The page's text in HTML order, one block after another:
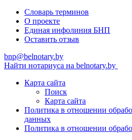
Словарь терминов
О проекте
Единая инфолиния БНП
Оставить отзыв
bnp@belnotary.by
Найти нотариуса на belnotary.by
Карта сайта
Поиск
Карта сайта
Политика в отношении
данных
Политика в отношении